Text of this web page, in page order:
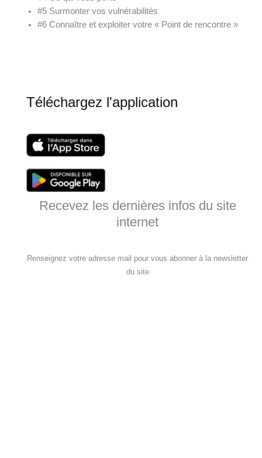
#5 Surmonter vos vulnérabilités
#6 Connaître et exploiter votre « Point de rencontre »
Téléchargez l'application
Recevez les dernières infos du site
internet
Renseignez votre adresse mail pour vous abonner à la newsletter
du site